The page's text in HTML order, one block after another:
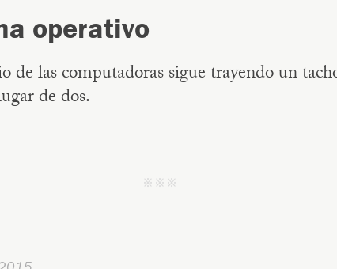
operativo
de las computadoras sigue trayendo un
de dos.
j j j